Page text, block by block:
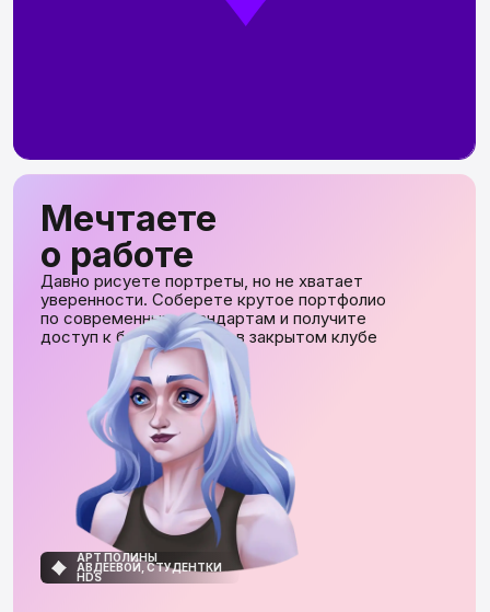
TELEGRAM
ВКОНТАКТЕ
Мы готовы помочь. Напишите нам
Синдром одинаковых лиц?